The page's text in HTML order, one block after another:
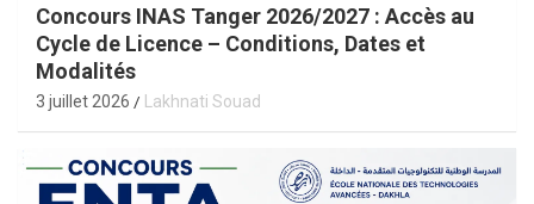
Concours INAS Tanger 2026/2027 : Accès au
Cycle de Licence – Conditions, Dates et
Modalités
3 juillet 2026 Lakhnati Souad